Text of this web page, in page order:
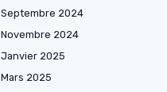
Septembre 2024
Novembre 2024
Janvier 2025
Mars 2025